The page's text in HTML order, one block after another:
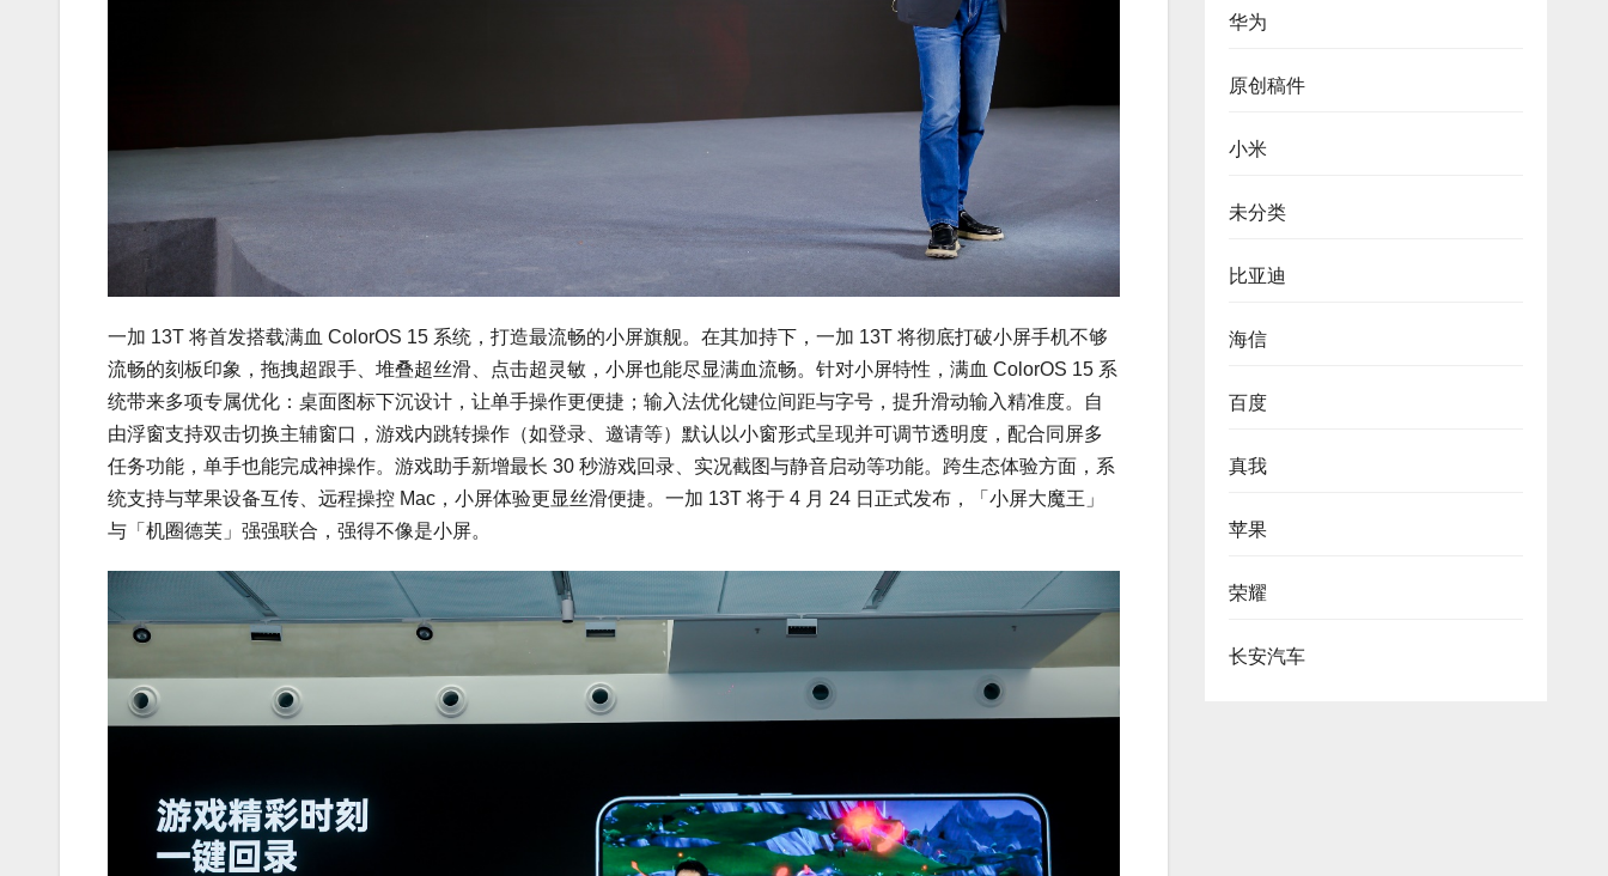
一加 13T 将首发搭载满血 ColorOS 15 系统，打造最流畅的小屏旗舰。在其加持下，一加 13T 将彻底打破小屏手机不够
流畅的刻板印象，拖拽超跟手、堆叠超丝滑、点击超灵敏，小屏也能尽显满血流畅。针对小屏特性，满血 ColorOS 15 系
统带来多项专属优化：桌面图标下沉设计，让单手操作更便捷；输入法优化键位间距与字号，提升滑动输入精准度。自
由浮窗支持双击切换主辅窗口，游戏内跳转操作（如登录、邀请等）默认以小窗形式呈现并可调节透明度，配合同屏多
任务功能，单手也能完成神操作。游戏助手新增最长 30 秒游戏回录、实况截图与静音启动等功能。跨生态体验方面，系
统支持与苹果设备互传、远程操控 Mac，小屏体验更显丝滑便捷。一加 13T 将于 4 月 24 日正式发布，「小屏大魔王」
与「机圈德芙」强强联合，强得不像是小屏。
华为
原创稿件
小米
未分类
比亚迪
海信
百度
真我
苹果
荣耀
长安汽车